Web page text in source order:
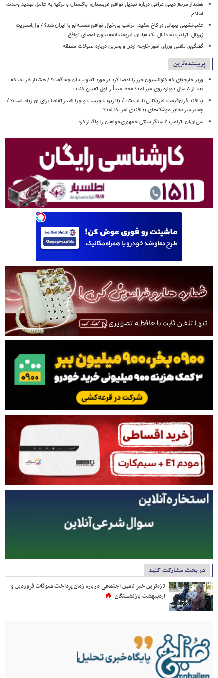
هشدار مرجع دینی عراقی درباره تبدیل توافق عربستان، پاکستان و ترکیه به عامل تهدید وحدت
اسلام
عقب‌نشینی پنهانی در کاخ سفید؛ ترامپ بی‌خیال توافق هسته‌ای با ایران شد؟ / وال‌استریت
ژورنال: ترامپ به دنبال یک «پایان آبرومندانه» بدون امضای توافق
گفتگوی تلفنی وزرای امور خارجه اردن و بحرین درباره تحولات منطقه
پربیننده‌ترین
وزیر خارجه‌ای که کنوانسیون خزر را امضا کرد در مورد تصویب آن چه گفت؟ / هشدار ظریف که
بعد از ۸ سال دوباره روی میز آمد؛ «خط مبدأ را اول تعیین کنید»
پدافند گران‌قیمت آمریکایی نایاب شد / پاتریوت چیست و چرا انقدر تقاضا برای آن زیاد است؟ /
چه بر سر ذخایر موشک‌های پدافندی آمریکا آمد؟
سی‌ان‌ان: ترامپ ۲ سنگر سنتی جمهوری‌خواهان را واگذار کرد
در بحث مشارکت کنید
تازه‌ترین خبر تامین اجتماعی درباره زمان پرداخت معوقات فروردین و
اردیبهشت بازنشستگان